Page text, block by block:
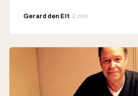
Gerard den Elt·2 min